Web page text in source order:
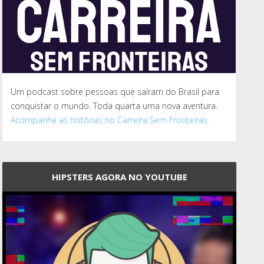
Um podcast sobre pessoas que saíram do Brasil para
conquistar o mundo. Toda quarta uma nova aventura.
Acompanhe as histórias no Carreira Sem Fronteiras.
HIPSTERS AGORA NO YOUTUBE